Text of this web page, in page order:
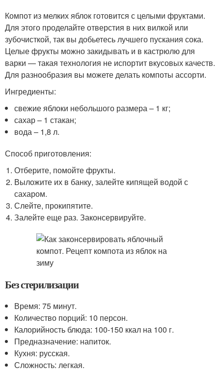
Компот из мелких яблок готовится с целыми фруктами.
Для этого проделайте отверстия в них вилкой или
зубочисткой, так вы добьетесь лучшего пускания сока.
Целые фрукты можно закидывать и в кастрюлю для
варки — такая технология не испортит вкусовых качеств.
Для разнообразия вы можете делать компоты ассорти.
Ингредиенты:
свежие яблоки небольшого размера – 1 кг;
сахар – 1 стакан;
вода – 1,8 л.
Способ приготовления:
Отберите, помойте фрукты.
Выложите их в банку, залейте кипящей водой с
сахаром.
Слейте, прокипятите.
Залейте еще раз. Законсервируйте.
Без стерилизации
Время: 75 минут.
Количество порций: 10 персон.
Калорийность блюда: 100-150 ккал на 100 г.
Предназначение: напиток.
Кухня: русская.
Сложность: легкая.